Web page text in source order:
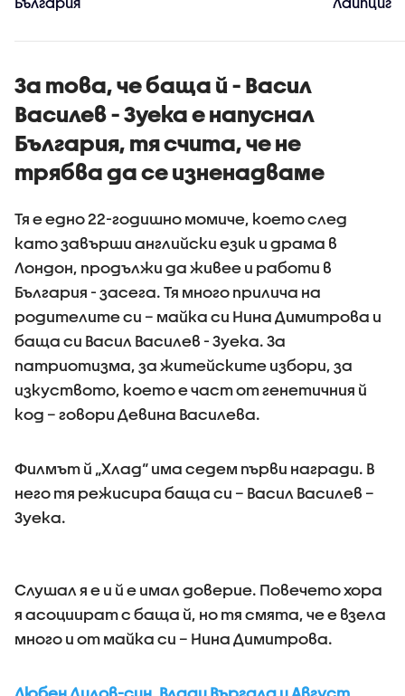
За това, че баща й - Васил
Василев - Зуека е напуснал
България, тя счита, че не
трябва да се изненадваме
Тя е едно 22-годишно момиче, което след
като завърши английски език и драма в
Лондон, продължи да живее и работи в
България - засега. Тя много прилича на
родителите си – майка си Нина Димитрова и
баща си Васил Василев - Зуека. За
патриотизма, за житейските избори, за
изкуството, което е част от генетичния й
код – говори Девина Василева.
Филмът й „Хлад“ има седем първи награди. В
него тя режисира баща си – Васил Василев –
Зуека.
Слушал я е и й е имал доверие. Повечето хора
я асоциират с баща й, но тя смята, че е взела
много и от майка си – Нина Димитрова.